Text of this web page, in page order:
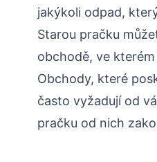
jakýkoli odpad,
Starou pračku
obchodě, ve
Obchody, které
často vyžadují od
pračku od nich